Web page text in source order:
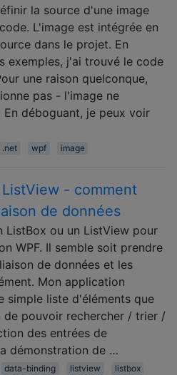
la source d'une image
L'image est intégrée en
dans le projet. En
exemples, j'ai trouvé le code
une raison quelconque,
pas - l'image ne
En déboguant, je peux voir
.net wpf image
- comment
de données
ListBox ou un ListView pour
WPF. Il semble soit prendre
de données et les
Mon application
simple liste d'éléments que
de pouvoir rechercher / trier /
des entrées de
démonstration de …
data-binding listview listbox